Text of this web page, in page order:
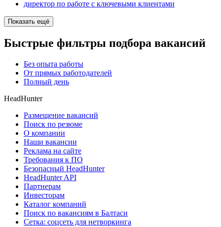
директор по работе с ключевыми клиентами
Показать ещё
Быстрые фильтры подбора вакансий
Без опыта работы
От прямых работодателей
Полный день
HeadHunter
Размещение вакансий
Поиск по резюме
О компании
Наши вакансии
Реклама на сайте
Требования к ПО
Безопасный HeadHunter
HeadHunter API
Партнерам
Инвесторам
Каталог компаний
Поиск по вакансиям в Балтаси
Сетка: соцсеть для нетворкинга